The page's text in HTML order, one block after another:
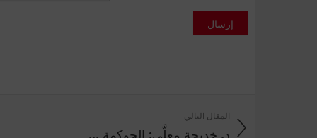
إرسال
المقال التالي
د. خديجة معلَّى: الحوكمة ...